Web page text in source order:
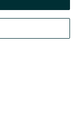
wskazanych powyżej,
brzmieniu.